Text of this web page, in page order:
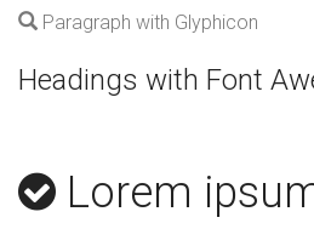
Paragraph with Glyphicon
Headings with Font
Lorem